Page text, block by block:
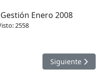
Enero 2008
2558
en expansiva.cl
Artículo
Siguiente